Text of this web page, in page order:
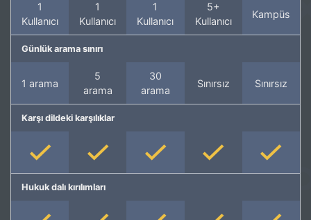
1
Kullanıcı
1
Kullanıcı
1
Kullanıcı
5+
Kullanıcı
Kampüs
Günlük arama sınırı
1 arama
5
arama
30
arama
Sınırsız Sınırsız
Karşı dildeki karşılıklar
Hukuk dalı kırılımları